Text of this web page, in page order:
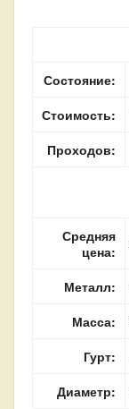
Состояние:
Стоимость:
Проходов:
Средняя
цена:
Металл:
Масса:
Гурт:
Диаметр: